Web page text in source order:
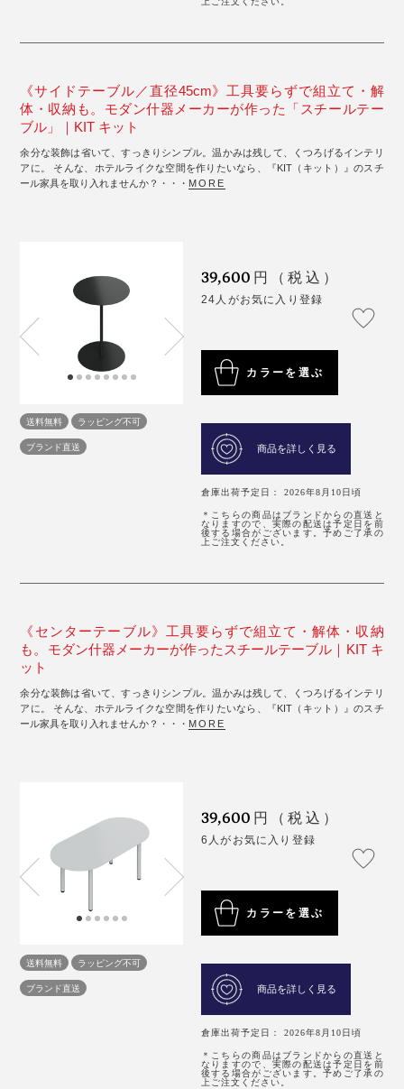
《サイドテーブル／直径45cm》工具要らずで組立て・解
体・収納も。モダン什器メーカーが作った「スチールテー
ブル」｜KIT キット
余分な装飾は省いて、すっきりシンプル。温かみは残して、くつろげるインテリ
アに。 そんな、ホテルライクな空間を作りたいなら、『KIT（キット）』のスチ
ール家具を取り入れませんか？・・・ MORE
送料無料
ラッピング不可
ブランド直送
39,600 円（税込）
24人がお気に入り登録
カラーを選ぶ
商品を詳しく見る
倉庫出荷予定日： 2026年8月10日頃
＊こちらの商品はブランドからの直送と
なりますので、実際の配送は予定日を前
後する場合がございます。予めご了承の
上ご注文ください。
《センターテーブル》工具要らずで組立て・解体・収納
も。モダン什器メーカーが作ったスチールテーブル｜KIT キ
ット
余分な装飾は省いて、すっきりシンプル。温かみは残して、くつろげるインテリ
アに。 そんな、ホテルライクな空間を作りたいなら、『KIT（キット）』のスチ
ール家具を取り入れませんか？・・・ MORE
送料無料
ラッピング不可
ブランド直送
39,600 円（税込）
6人がお気に入り登録
カラーを選ぶ
商品を詳しく見る
倉庫出荷予定日： 2026年8月10日頃
＊こちらの商品はブランドからの直送と
なりますので、実際の配送は予定日を前
後する場合がございます。予めご了承の
上ご注文ください。